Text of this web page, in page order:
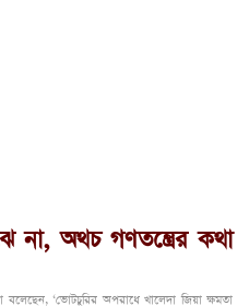
না, অথচ গণতন্ত্রের কথা
বলেছেন, ‘ভোটচুরির অপরাধে খালেদা জিয়া ক্ষমতা